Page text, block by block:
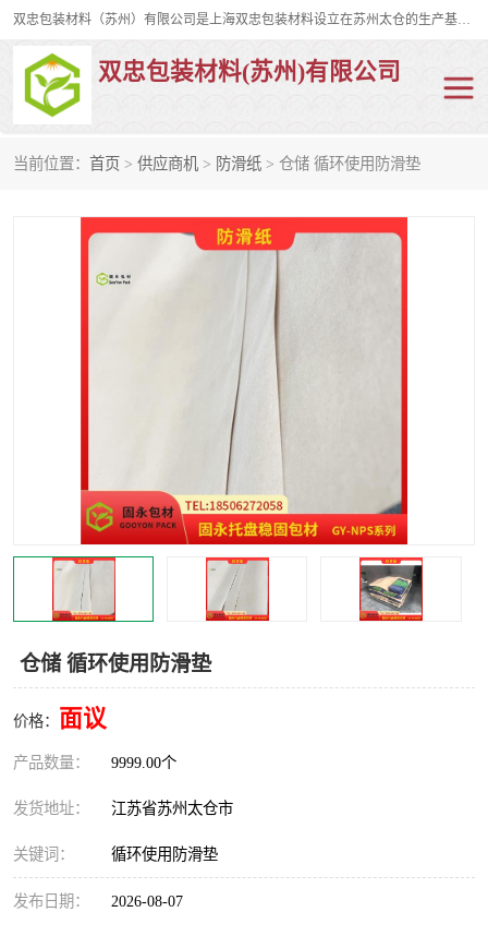
双忠包装材料（苏州）有限公司是上海双忠包装材料设立在苏州太仓的生产基地，占地约2万平米，产品主要有打孔缠绕膜，拉伸蜂窝纸，集装箱充气袋，滑托板，打包带，裹包网兜，防滑纸等箱体和托盘的运输和保护性包材。固永包材®，GooYon Pack®，是我们保护性包装材料的专属品牌。
双忠包装材料(苏州)有限公司
当前位置： 首页 > 供应商机 > 防滑纸 > 仓储 循环使用防滑垫
仓储 循环使用防滑垫
价格： 面议
产品数量： 9999.00个
发货地址： 江苏省苏州太仓市
关键词： 循环使用防滑垫
发布日期： 2026-08-07
裹包网兜 纤维打包带
充气袋
缠绕膜
托盘裹包网兜